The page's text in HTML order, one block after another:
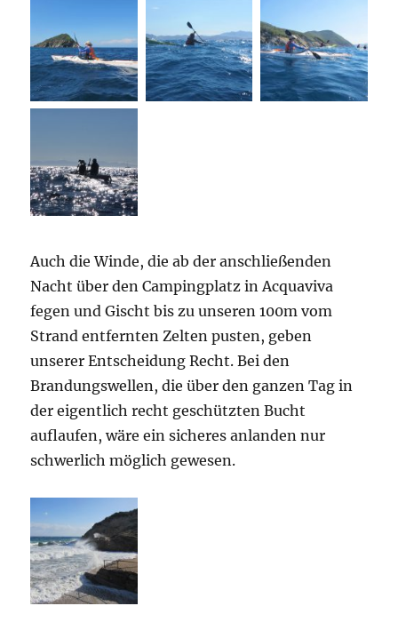
Auch die Winde, die ab der anschließenden
Nacht über den Campingplatz in Acquaviva
fegen und Gischt bis zu unseren 100m vom
Strand entfernten Zelten pusten, geben
unserer Entscheidung Recht. Bei den
Brandungswellen, die über den ganzen Tag in
der eigentlich recht geschützten Bucht
auflaufen, wäre ein sicheres anlanden nur
schwerlich möglich gewesen.